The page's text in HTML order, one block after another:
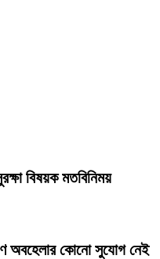
বিষয়ক মতবিনিময়
অবহেলার কোনো সুযোগ নেই